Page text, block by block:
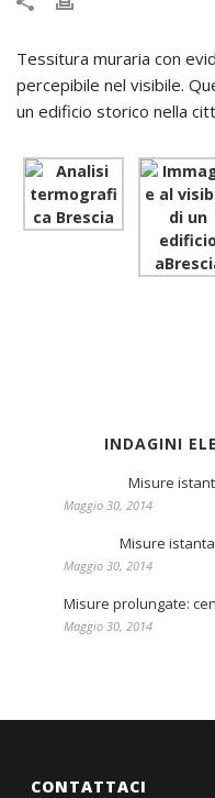
Tessitura muraria con
percepibile nel visibile.
un edificio storico nella
INDAGINI
Misure
Maggio 30, 2014
Misure
Maggio 30, 2014
Misure prolungate:
Maggio 30, 2014
CONTATTACI